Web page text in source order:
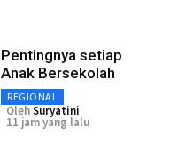
Pentingnya setiap
Anak Bersekolah
REGIONAL
OlehSuryatini
11 jam yang lalu